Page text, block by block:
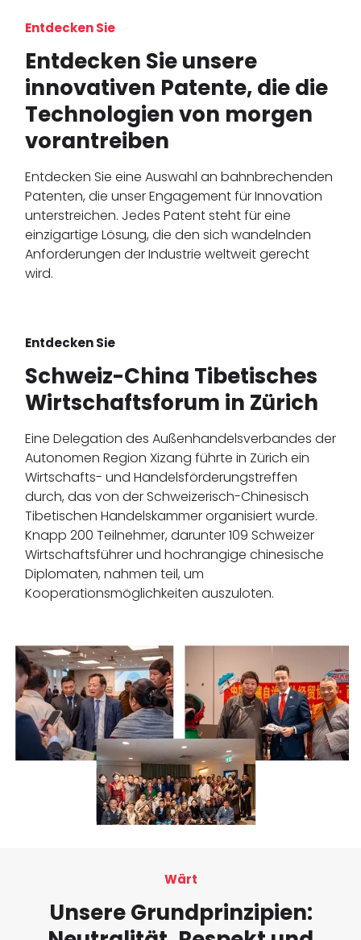
Entdecken Sie
Entdecken Sie unsere
innovativen Patente, die die
Technologien von morgen
vorantreiben
Entdecken Sie eine Auswahl an bahnbrechenden
Patenten, die unser Engagement für Innovation
unterstreichen. Jedes Patent steht für eine
einzigartige Lösung, die den sich wandelnden
Anforderungen der Industrie weltweit gerecht
wird.
Entdecken Sie
Schweiz-China Tibetisches
Wirtschaftsforum in Zürich
Eine Delegation des Außenhandelsverbandes der
Autonomen Region Xizang führte in Zürich ein
Wirtschafts- und Handelsförderungstreffen
durch, das von der Schweizerisch-Chinesisch
Tibetischen Handelskammer organisiert wurde.
Knapp 200 Teilnehmer, darunter 109 Schweizer
Wirtschaftsführer und hochrangige chinesische
Diplomaten, nahmen teil, um
Kooperationsmöglichkeiten auszuloten.
Wärt
Unsere Grundprinzipien: